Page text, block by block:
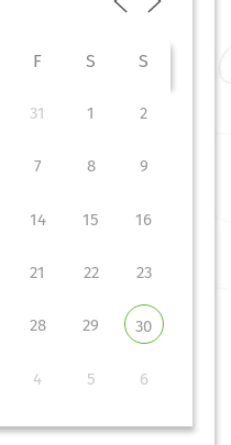
F S S
31 1 2
7 8 9
14 15 16
21 22 23
28 29 30
4 5 6